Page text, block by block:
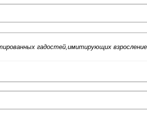
гадостей,имитирующих